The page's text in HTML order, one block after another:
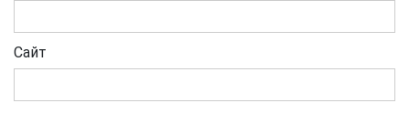
Сайт